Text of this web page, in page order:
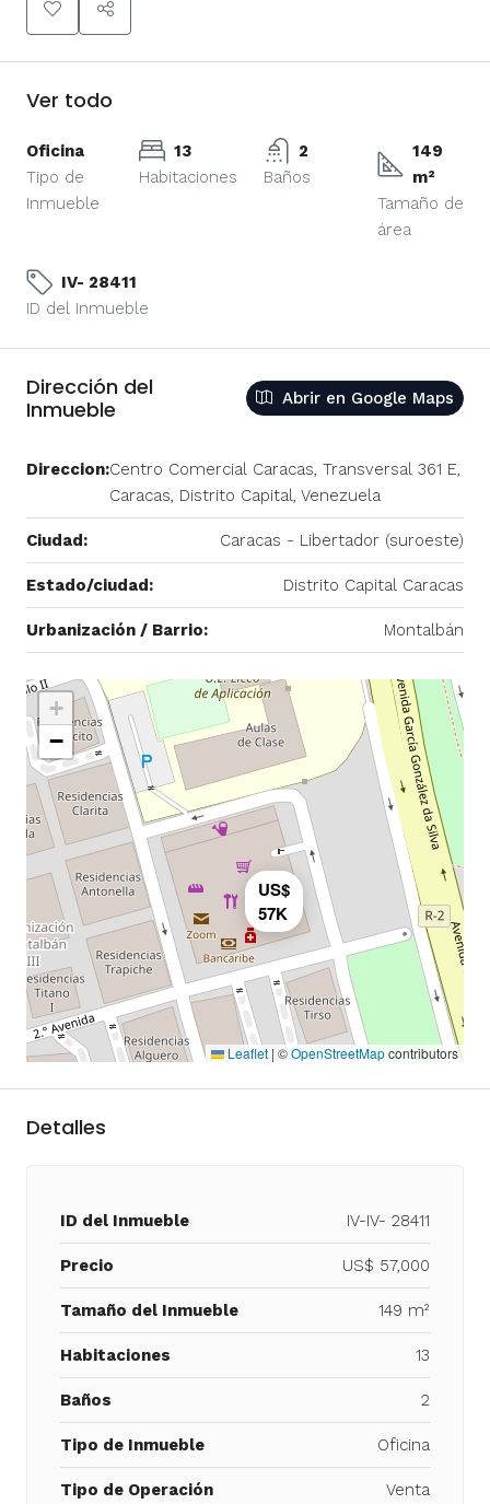
Ver todo
Oficina
Tipo de
Inmueble
13
Habitaciones
2
Baños
149
m²
Tamaño de
área
IV- 28411
ID del Inmueble
Dirección del
Inmueble
Abrir en Google Maps
Direccion:Centro Comercial Caracas, Transversal 361 E,
Caracas, Distrito Capital, Venezuela
Ciudad: Caracas - Libertador (suroeste)
Estado/ciudad: Distrito Capital Caracas
Urbanización / Barrio: Montalbán
US$
57K
+
−
Leaflet | ©OpenStreetMapcontributors
Detalles
ID del Inmueble IV-IV- 28411
Precio US$ 57,000
Tamaño del Inmueble 149 m²
Habitaciones 13
Baños 2
Tipo de Inmueble Oficina
Tipo de Operación Venta